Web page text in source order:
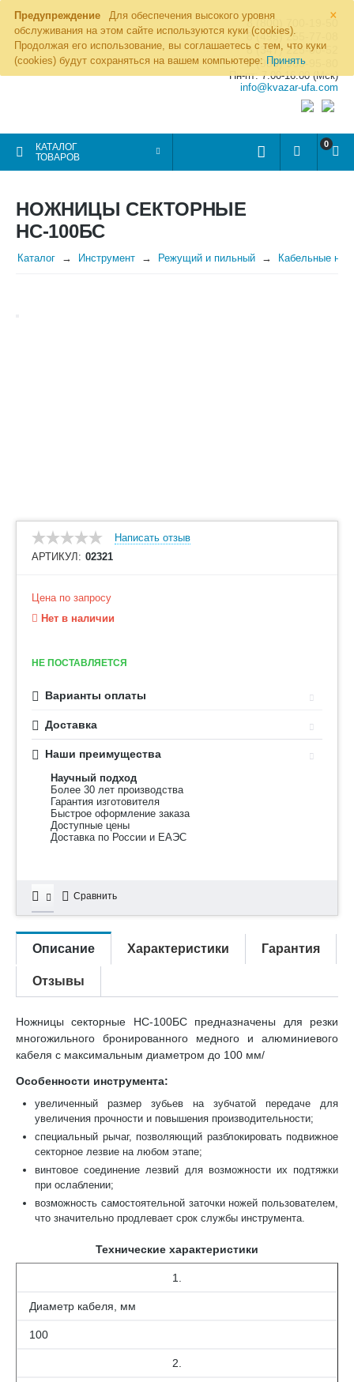
×
Предупреждение
Для обеспечения высокого уровня
обслуживания на этом сайте используются куки (cookies).
Продолжая его использование, вы соглашаетесь с тем, что куки
(cookies) будут сохраняться на вашем компьютере: Принять
8 (800) 700-19-50
8 (495) 255-77-08
8 (347) 225-00-52
8 (986) 963-95-80
Пн-пт: 7.00-16.00 (Мск)
info@kvazar-ufa.com
КАТАЛОГ
ТОВАРОВ
0
НОЖНИЦЫ СЕКТОРНЫЕ
НС-100БC
Каталог Инструмент Режущий и пильный Кабельные
Написать отзыв
АРТИКУЛ: 02321
Цена по запросу
Нет в наличии
НЕ ПОСТАВЛЯЕТСЯ
Варианты оплаты
Доставка
Наши преимущества
Научный подход
Более 30 лет производства
Гарантия изготовителя
Быстрое оформление заказа
Доступные цены
Доставка по России и ЕАЭС
Сравнить
Описание Характеристики Гарантия
Отзывы
Ножницы секторные НС-100БС предназначены для резки
многожильного бронированного медного и алюминиевого
кабеля с максимальным диаметром до 100 мм/
Особенности инструмента:
увеличенный размер зубьев на зубчатой передаче для
увеличения прочности и повышения производительности;
специальный рычаг, позволяющий разблокировать подвижное
секторное лезвие на любом этапе;
винтовое соединение лезвий для возможности их подтяжки
при ослаблении;
возможность самостоятельной заточки ножей пользователем,
что значительно продлевает срок службы инструмента.
Технические характеристики
1.
Диаметр кабеля, мм
100
2.